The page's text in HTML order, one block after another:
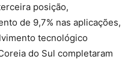
posição,
de 9,7% nas aplicações,
tecnológico
do Sul completaram